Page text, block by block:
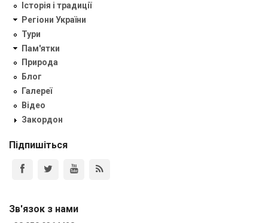
Історія і традиції
Регіони України
Тури
Пам'ятки
Природа
Блог
Галереї
Відео
Закордон
Підпишіться
Зв'язок з нами